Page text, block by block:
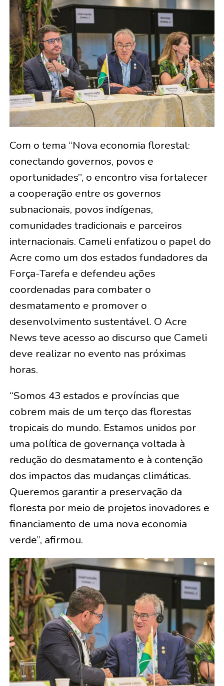
Com o tema “Nova economia florestal:
conectando governos, povos e
oportunidades”, o encontro visa fortalecer
a cooperação entre os governos
subnacionais, povos indígenas,
comunidades tradicionais e parceiros
internacionais. Cameli enfatizou o papel do
Acre como um dos estados fundadores da
Força-Tarefa e defendeu ações
coordenadas para combater o
desmatamento e promover o
desenvolvimento sustentável. O Acre
News teve acesso ao discurso que Cameli
deve realizar no evento nas próximas
horas.
“Somos 43 estados e províncias que
cobrem mais de um terço das florestas
tropicais do mundo. Estamos unidos por
uma política de governança voltada à
redução do desmatamento e à contenção
dos impactos das mudanças climáticas.
Queremos garantir a preservação da
floresta por meio de projetos inovadores e
financiamento de uma nova economia
verde”, afirmou.